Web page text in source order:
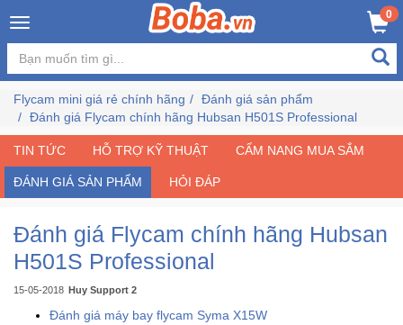
×
Đăng
nhập
ký
Chủ
Đang
0
Flycam mini giá rẻ chính hãng
Đánh giá sản phẩm
Đánh giá Flycam chính hãng Hubsan H501S Professional
TIN TỨC HỖ TRỢ KỸ THUẬT CẨM NANG MUA SẮM
ĐÁNH GIÁ SẢN PHẨM HỎI ĐÁP
Đánh giá Flycam chính hãng Hubsan
H501S Professional
15-05-2018 Huy Support 2
Đánh giá máy bay flycam Syma X15W